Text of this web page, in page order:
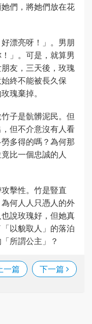
們，將她們放在花
漂亮呀！」。男朋
」。可是，就算男
友，三天後，玫瑰
終不能被長久保
瑰棄掉。
子是骯髒泥民。但
但不介意沒有人看
多得的嗎？為何那
比一個忠誠的人
擊性。竹是豎直
何人人只憑人的外
說玫瑰好，但她真
以貌取人」的落泊
所謂公主」？
一篇 下一篇